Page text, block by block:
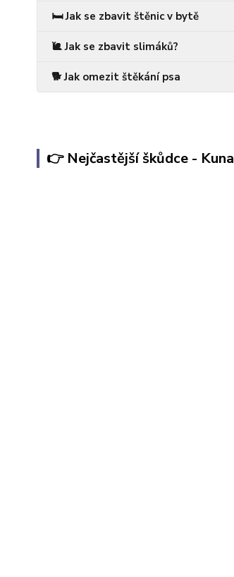
🛏️ Jak se zbavit štěnic v bytě
🐌 Jak se zbavit slimáků?
🐕 Jak omezit štěkání psa
👉 Nejčastější škůdce - Kuna